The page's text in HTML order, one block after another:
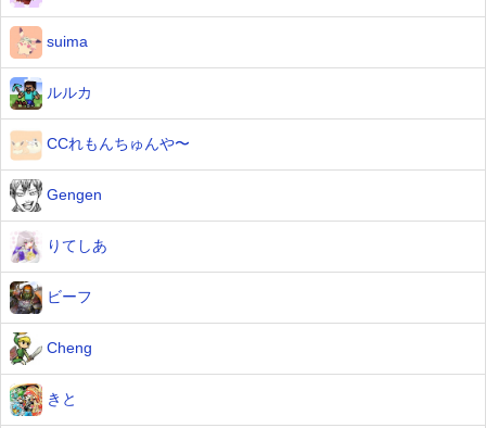
suima
ルルカ
CCれもんちゅんや〜
Gengen
りてしあ
ビーフ
Cheng
きと